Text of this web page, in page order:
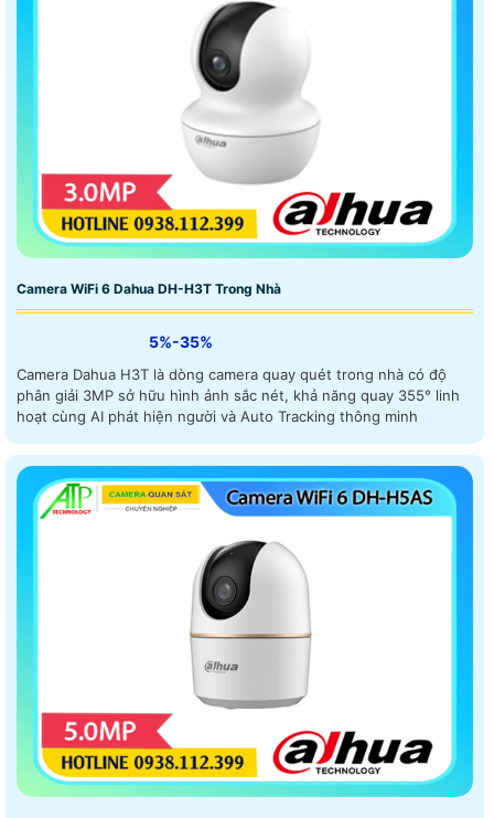
Camera WiFi 6 Dahua DH-H3T Trong Nhà
5%-35%
Camera Dahua H3T là dòng camera quay quét trong nhà có độ
phân giải 3MP sở hữu hình ảnh sắc nét, khả năng quay 355° linh
hoạt cùng AI phát hiện người và Auto Tracking thông minh